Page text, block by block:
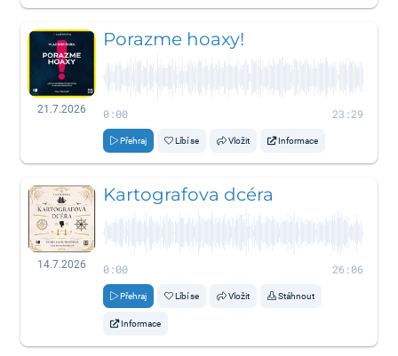
21.7.2026
Porazme hoaxy!
0:00 23:29
Přehraj Líbí se Vložit Informace
14.7.2026
Kartografova dcéra
0:00 26:06
Přehraj Líbí se Vložit Stáhnout
Informace